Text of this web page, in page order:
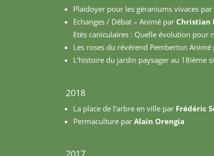
Plaidoyer pour les géraniums vivaces par
Echanges / Débat – Animé par Christian
Etés caniculaires : Quelle évolution
Les roses du révérend Pemberton Animé
L’histoire du jardin paysager au 18ième
2018
La place de l’arbre en ville par Frédéric
Permaculture parAlain Orengia